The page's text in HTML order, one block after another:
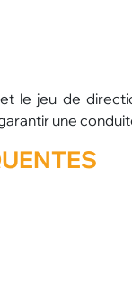
le jeu de
une